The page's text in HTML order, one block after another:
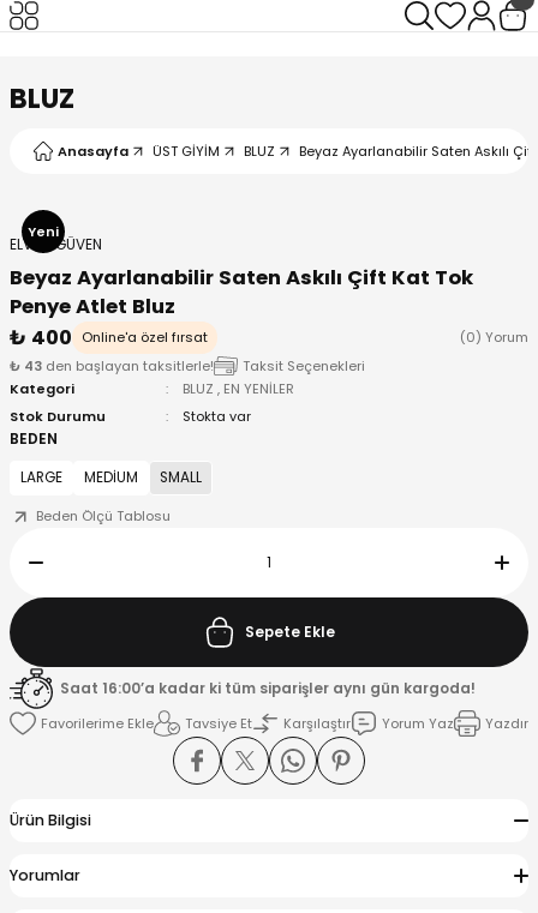
BLUZ
Anasayfa ÜST GİYİM BLUZ Beyaz Ayarlanabilir Saten Askılı
Yeni
ELVAN GÜVEN
Beyaz Ayarlanabilir Saten Askılı Çift Kat Tok
Penye Atlet Bluz
₺ 400
Online'a özel fırsat
(0) Yorum
₺ 43 den başlayan taksitlerle!
Taksit Seçenekleri
Kategori
BLUZ , EN YENİLER
Stok Durumu
Stokta var
BEDEN
LARGE
MEDİUM
SMALL
Beden Ölçü Tablosu
Sepete Ekle
Saat 16:00’a kadar ki tüm siparişler aynı gün kargoda!
Tavsiye Et
Karşılaştır Yorum Yaz Yazdır
Ürün Bilgisi
Yorumlar
Geri Dön
Geri Dön
Geri Dön
Geri Dön